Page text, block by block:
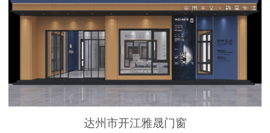
达州市开江雅晟门窗